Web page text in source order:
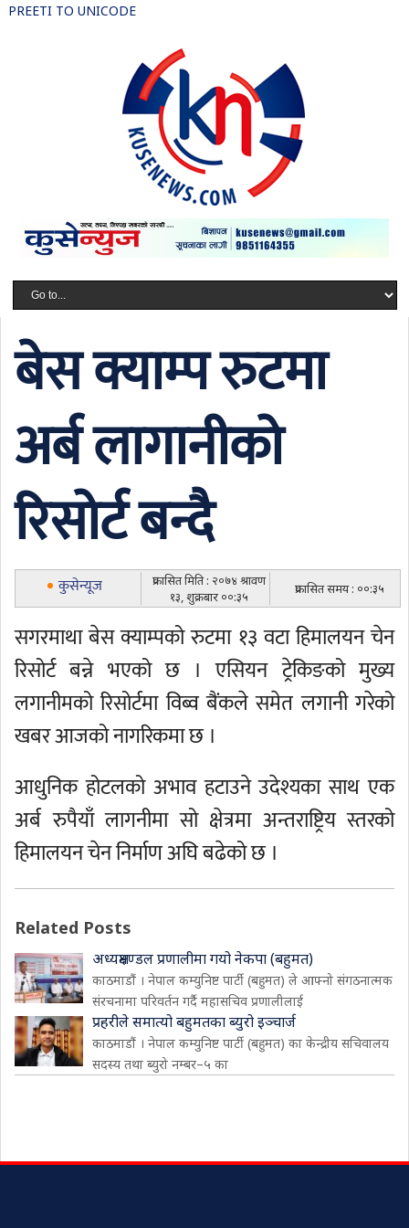
PREETI TO UNICODE
बेस क्याम्प रुटमा
अर्ब लागानीको
रिसोर्ट बन्दै
कुसेन्यूज
प्रकासित मिति : २०७४ श्रावण
१३, शुक्रबार ००:३५
प्रकासित समय : ००:३५
सगरमाथा बेस क्याम्पको रुटमा १३ वटा हिमालयन चेन
रिसोर्ट बन्ने भएको छ । एसियन ट्रेकिङको मुख्य
लगानीमको रिसोर्टमा विब्व बैंकले समेत लगानी गरेको
खबर आजको नागरिकमा छ ।
आधुनिक होटलको अभाव हटाउने उदेश्यका साथ एक
अर्ब रुपैयाँ लागनीमा सो क्षेत्रमा अन्तराष्ट्रिय स्तरको
हिमालयन चेन निर्माण अघि बढेको छ ।
Related Posts
अध्यक्षमण्डल प्रणालीमा गयो नेकपा (बहुमत)
काठमाडौं । नेपाल कम्युनिष्ट पार्टी (बहुमत) ले आफ्नो संगठनात्मक
संरचनामा परिवर्तन गर्दै महासचिव प्रणालीलाई
प्रहरीले समात्यो बहुमतका ब्युरो इञ्चार्ज
काठमाडौं । नेपाल कम्युनिष्ट पार्टी (बहुमत) का केन्द्रीय सचिवालय
सदस्य तथा ब्युरो नम्बर–५ का